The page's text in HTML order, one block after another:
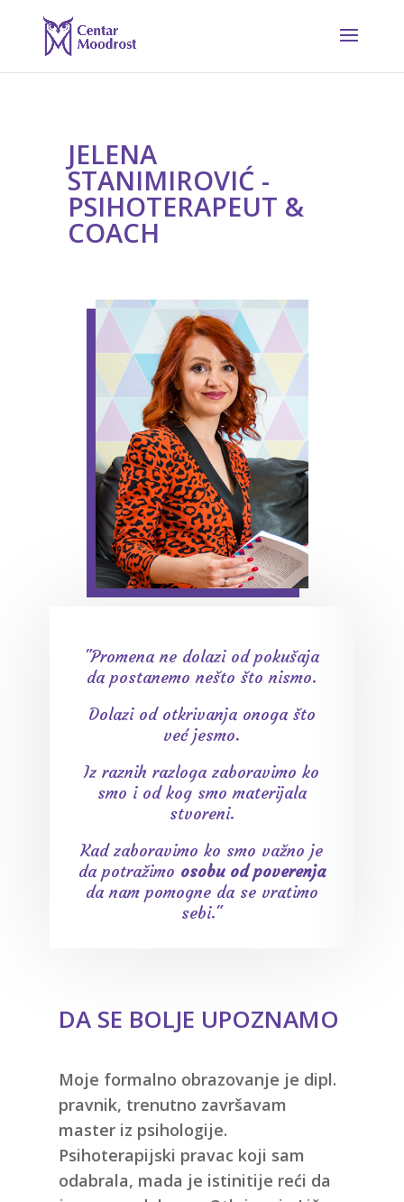
JELENA
STANIMIROVIĆ -
PSIHOTERAPEUT &
COACH
"Promena ne dolazi od pokušaja
da postanemo nešto što nismo.
Dolazi od otkrivanja onoga što
već jesmo.
Iz raznih razloga zaboravimo ko
smo i od kog smo materijala
stvoreni.
Kad zaboravimo ko smo važno je
da potražimo osobu od poverenja
da nam pomogne da se vratimo
sebi."
DA SE BOLJE UPOZNAMO
Moje formalno obrazovanje je dipl.
pravnik, trenutno završavam
master iz psihologije.
Psihoterapijski pravac koji sam
odabrala, mada je istinitije reći da